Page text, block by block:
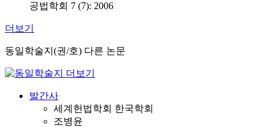
공법학회 7 (7): 2006
더보기
동일학술지(권/호) 다른 논문
발간사
세계헌법학회 한국학회
조병윤